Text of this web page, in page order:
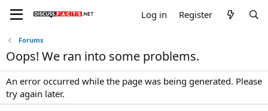
Log in Register
Forums
Oops! We ran into some problems.
An error occurred while the page was being generated. Please
try again later.